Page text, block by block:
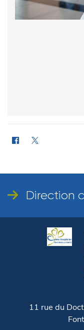
Direction
11 rue du